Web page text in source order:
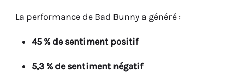
La performance de Bad Bunny a généré :
45 % de sentiment positif
5,3 % de sentiment négatif